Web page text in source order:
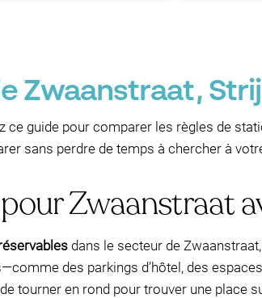
Zwaanstraat,
ce guide pour comparer les règles de
sans perdre de temps à chercher à
Zwaanstraat
dans le secteur de
des parkings d’hôtel, des
tourner en rond pour trouver une place